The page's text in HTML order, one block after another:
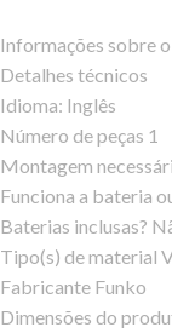
Informações sobre
Detalhes técnicos
Idioma: ‎Inglês
Número de peças ‎1
Montagem
Funciona a bateria
Baterias inclusas?
Tipo(s) de material
Fabricante ‎Funko
Dimensões do